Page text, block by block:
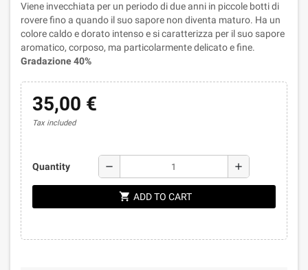
Viene invecchiata per un periodo di due anni in piccole botti di
rovere fino a quando il suo sapore non diventa maturo. Ha un
colore caldo e dorato intenso e si caratterizza per il suo sapore
aromatico, corposo, ma particolarmente delicato e fine.
Gradazione 40%
35,00 €
Tax included
Quantity remove add
shopping_cart ADD TO CART